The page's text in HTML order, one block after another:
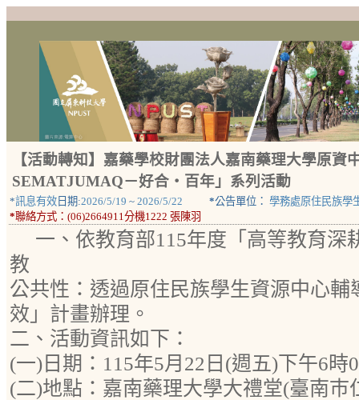
【活動轉知】嘉藥學校財團法人嘉南藥理大學原
SEMATJUMAQ－好合・百年」系列活動
*訊息有效 日期:2026/5/19 ~ 2026/5/22 *公告單位： 學務處原住民族學
*聯絡方式： (06)2664911分機1222 張陳羽
一、依教育部115年度「高等教育深
教
公共性：透過原住民族學生資源中心輔
效」計畫辦理。
二、活動資訊如下：
(一)日期：115年5月22日(週五)下午6時
(二)地點：嘉南藥理大學大禮堂(臺南巿